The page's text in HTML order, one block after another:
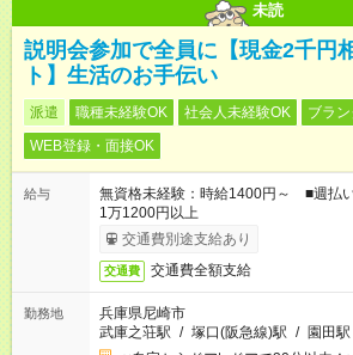
未読
説明会参加で全員に【現金2千円
ト】生活のお手伝い
派遣 職種未経験OK 社会人未経験OK
ブラ
WEB登録・面接OK
給与
無資格未経験：時給1400円～ ■週
1万1200円以上
交通費別途支給あり
交通費 交通費全額支給
勤務地
兵庫県尼崎市
武庫之荘駅 / 塚口(阪急線)駅 / 園田駅